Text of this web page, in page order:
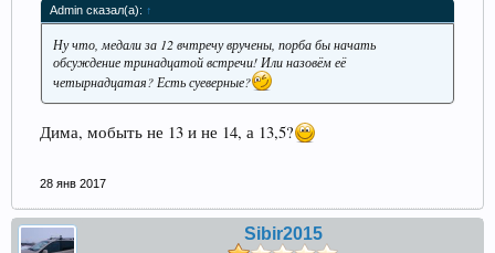
Admin сказал(а): ↑
Ну что, медали за 12 вчтречу вручены, порба бы начать
обсуждение тринадцатой встречи! Или назовём её
четырнадцатая? Есть суеверные?
Дима, мобыть не 13 и не 14, а 13,5?
28 янв 2017
Sibir2015